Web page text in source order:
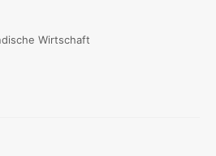
Wirtschaft